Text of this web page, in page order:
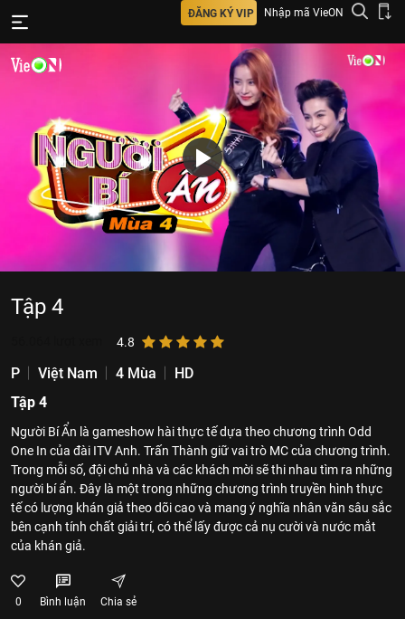
ĐĂNG KÝ VIP Nhập mã VieON
Tập 4
4.8
P Việt Nam 4 Mùa
HD
Tập 4
Người Bí Ẩn là gameshow hài thực tế dựa theo chương trình Odd
One In của đài ITV Anh. Trấn Thành giữ vai trò MC của chương trình.
Trong mỗi số, đội chủ nhà và các khách mời sẽ thi nhau tìm ra những
người bí ẩn. Đây là một trong những chương trình truyền hình thực
tế có lượng khán giả theo dõi cao và mang ý nghĩa nhân văn sâu sắc
bên cạnh tính chất giải trí, có thể lấy được cả nụ cười và nước mắt
của khán giả.
0 Bình luận Chia sẻ